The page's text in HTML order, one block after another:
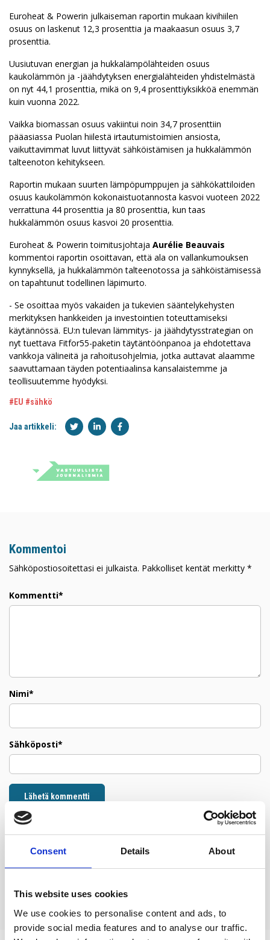
Consent Details About
This website uses cookies
We use cookies to personalise content and ads, to
provide social media features and to analyse our traffic.
Euroheat & Powerin julkaiseman raportin mukaan kivihiilen
osuus on laskenut 12,3 prosenttia ja maakaasun osuus 3,7
prosenttia.
Uusiutuvan energian ja hukkalämpölähteiden osuus
kaukolämmön ja -jäähdytyksen energialähteiden yhdistelmästä
on nyt 44,1 prosenttia, mikä on 9,4 prosenttiyksikköä enemmän
kuin vuonna 2022.
Vaikka biomassan osuus vakiintui noin 34,7 prosenttiin
pääasiassa Puolan hiilestä irtautumistoimien ansiosta,
vaikuttavimmat luvut liittyvät sähköistämisen ja hukkalämmön
talteenoton kehitykseen.
Raportin mukaan suurten lämpöpumppujen ja sähkökattiloiden
osuus kaukolämmön kokonaistuotannosta kasvoi vuoteen 2022
verrattuna 44 prosenttia ja 80 prosenttia, kun taas
hukkalämmön osuus kasvoi 20 prosenttia.
Euroheat & Powerin toimitusjohtaja Aurélie Beauvais
kommentoi raportin osoittavan, että ala on vallankumouksen
kynnyksellä, ja hukkalämmön talteenotossa ja sähköistämisessä
on tapahtunut todellinen läpimurto.
- Se osoittaa myös vakaiden ja tukevien sääntelykehysten
merkityksen hankkeiden ja investointien toteuttamiseksi
käytännössä. EU:n tulevan lämmitys- ja jäähdytysstrategian on
nyt tuettava Fitfor55-paketin täytäntöönpanoa ja ehdotettava
vankkoja välineitä ja rahoitusohjelmia, jotka auttavat alaamme
saavuttamaan täyden potentiaalinsa kansalaistemme ja
teollisuutemme hyödyksi.
#EU #sähkö
Jaa artikkeli:
Kommentoi
Sähköpostiosoitettasi ei julkaista. Pakkolliset kentät merkitty *
Kommentti*
Nimi*
Sähköposti*
Lähetä kommentti
Kommentit (